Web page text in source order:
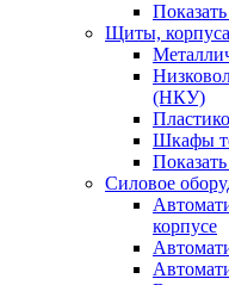
Щиты,
(НКУ)
Шкафы
Силовое
корпусе